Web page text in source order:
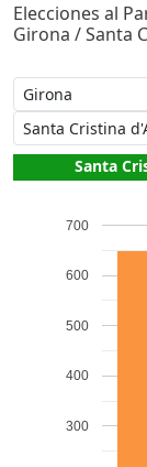
Elecciones al
Girona / Santa
Santa
300
400
500
600
700